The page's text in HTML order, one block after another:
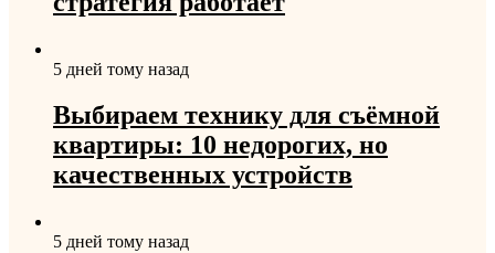
5 дней тому назад
Выбираем технику для съёмной
квартиры: 10 недорогих, но
качественных устройств
5 дней тому назад